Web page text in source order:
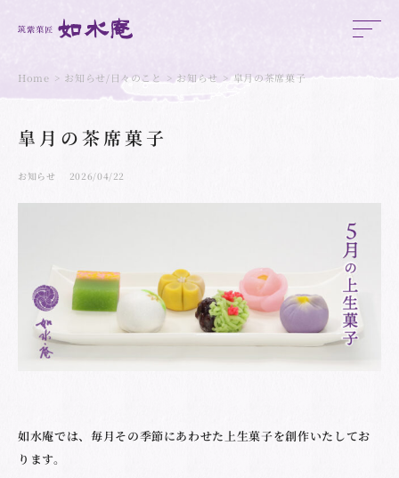
Home お知らせ/日々のこと お知らせ 皐月の茶席菓子
皐月の茶席菓子
お知らせ 2026/04/22
如水庵では、毎月その季節にあわせた上生菓子を創作いたしてお
ります。